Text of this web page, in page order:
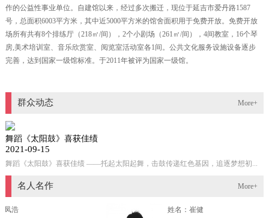
作的公益性事业单位。自建馆以来，经过多次搬迁，现位于延吉市爱丹路1587
号，总面积6003平方米，其中近5000平方米的馆舍面积用于免费开放。免费开放
场所有共有8个排练厅（218㎡/间），2个小剧场（261㎡/间），4间教室，16个琴
房,美术培训室、音乐欣赏室、阅览室活动室各1间。公共文化服务设施设备逐步
完善，达到国家一级馆标准。于2011年被评为国家一级馆。
群众动态 More+
舞蹈《太阳鼓》喜获佳绩
2021-09-15
舞蹈《太阳鼓》喜获佳绩 ——托起太阳起舞，击鼓传递红色基因，追逐梦想初...
名人名作 More+
浩
姓名：崔健